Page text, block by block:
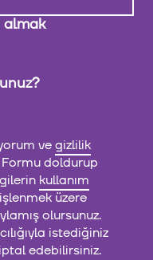
vegizlilik
doldurup
kullanım
üzere
olursunuz.
istediğiniz
edebilirsiniz.